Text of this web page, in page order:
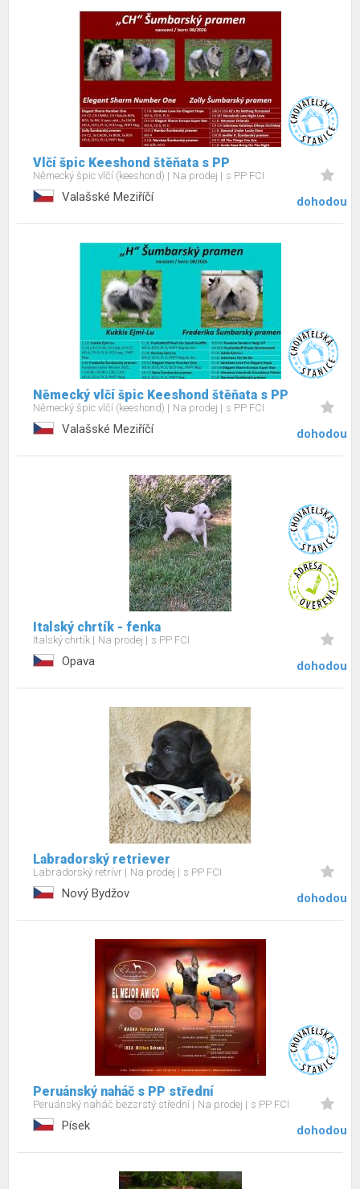
Vlčí špic Keeshond štěňata s PP
Německý špic vlčí (keeshond) Na prodej s PP FCI
Valašské Meziříčí dohodou
Německý vlčí špic Keeshond štěňata s PP
Německý špic vlčí (keeshond) Na prodej s PP FCI
Valašské Meziříčí dohodou
Italský chrtík - fenka
Italský chrtík Na prodej s PP FCI
Opava dohodou
Labradorský retriever
Labradorský retrívr Na prodej s PP FCI
Nový Bydžov dohodou
Peruánský naháč s PP střední
Peruánský naháč bezsrstý střední Na prodej s PP FCI
Písek dohodou